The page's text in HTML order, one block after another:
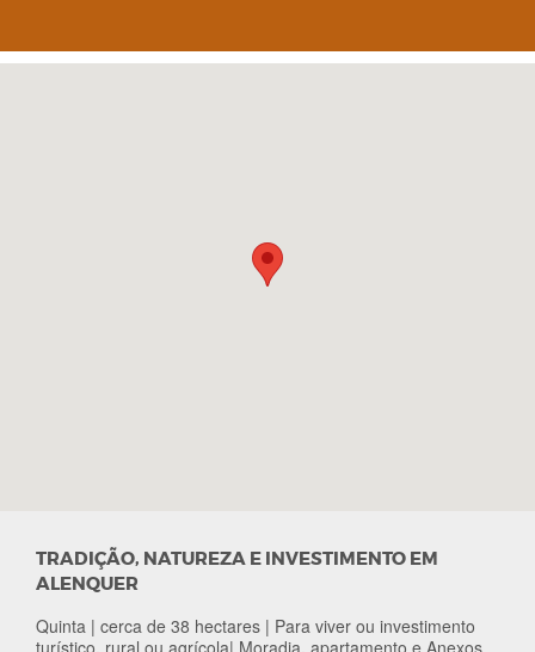
TRADIÇÃO, NATUREZA E INVESTIMENTO EM
ALENQUER
Quinta | cerca de 38 hectares | Para viver ou investimento
turístico, rural ou agrícola| Moradia, apartamento e Anexos